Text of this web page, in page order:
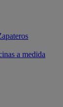
a medida